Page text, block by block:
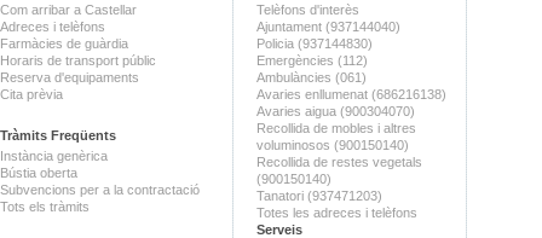
Com arribar a Castellar
Adreces i telèfons
Farmàcies de guàrdia
Horaris de transport públic
Reserva d'equipaments
Cita prèvia
Tràmits Freqüents
Instància genèrica
Bústia oberta
Subvencions per a la contractació
Tots els tràmits
Telèfons d'interès
Ajuntament (937144040)
Policia (937144830)
Emergències (112)
Ambulàncies (061)
Avaries enllumenat (686216138)
Avaries aigua (900304070)
Recollida de mobles i altres
voluminosos (900150140)
Recollida de restes vegetals
(900150140)
Tanatori (937471203)
Totes les adreces i telèfons
Serveis